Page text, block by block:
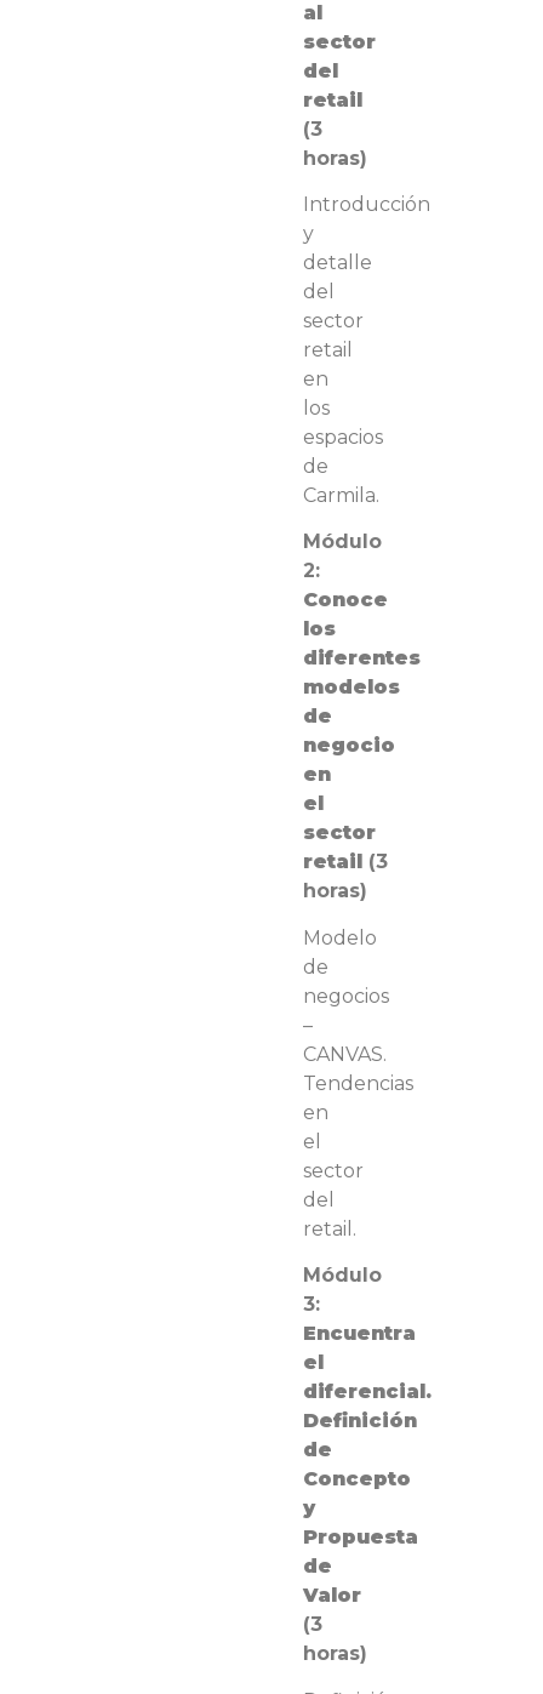
al
sector
del
retail
(3
horas)
Introducción
y
detalle
del
sector
retail
en
los
espacios
de
Carmila.
Módulo
2:
Conoce
los
diferentes
modelos
de
negocio
en
el
sector
retail
(3
horas)
Modelo
de
negocios
–
CANVAS.
Tendencias
en
el
sector
del
retail.
Módulo
3:
Encuentra
el
diferencial.
Definición
de
Concepto
y
Propuesta
de
Valor
(3
horas)